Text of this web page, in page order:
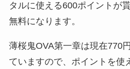
タルに使える600ポイントが
無料になります。
薄桜鬼OVA第一章は現在770
ていますので、ポイントを使